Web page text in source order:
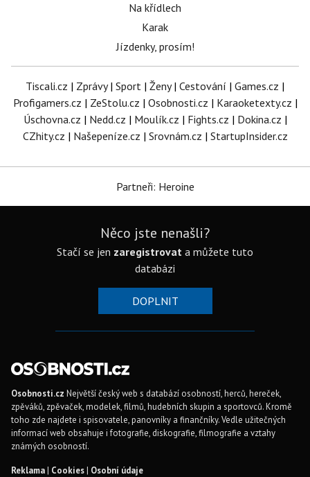
Na křídlech
Karak
Jízdenky, prosím!
Tiscali.cz | Zprávy| Sport | Ženy| Cestování | Games.cz |
Profigamers.cz | ZeStolu.cz | Osobnosti.cz | Karaoketexty.cz |
Úschovna.cz | Nedd.cz | Moulík.cz | Fights.cz | Dokina.cz |
CZhity.cz | Našepeníze.cz | Srovnám.cz | StartupInsider.cz
Partneři: Heroine
Něco jste nenašli?
Stačí se jen zaregistrovat a můžete tuto
databázi
DOPLNIT
Osobnosti.cz Největší český web s databází osobností, herců, hereček,
zpěváků, zpěvaček, modelek, filmů, hudebních skupin a sportovců. Kromě
toho zde najdete i spisovatele, panovníky a finančníky. Vedle užitečných
informací web obsahuje i fotografie, diskografie, filmografie a vztahy
známých osobností.
Reklama| Cookies| Osobní údaje